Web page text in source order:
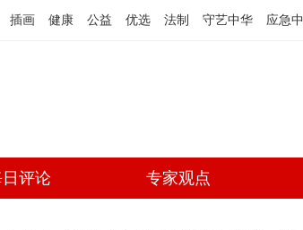
插画 健康 公益 优选 法制 守艺中华 应急
评论 专家观点